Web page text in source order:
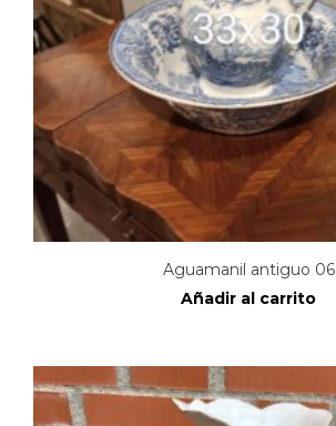
Aguamanil antiguo 06
Añadir al carrito